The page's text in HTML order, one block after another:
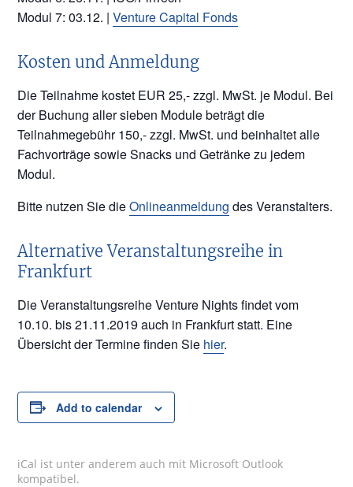
Modul 7: 03.12. |Venture Capital Fonds
Kosten und Anmeldung
Die Teilnahme kostet EUR 25,- zzgl. MwSt. je Modul. Bei
der Buchung aller sieben Module beträgt die
Teilnahmegebühr 150,- zzgl. MwSt. und beinhaltet alle
Fachvorträge sowie Snacks und Getränke zu jedem
Modul.
Bitte nutzen Sie dieOnlineanmeldung des Veranstalters.
Alternative Veranstaltungsreihe in
Frankfurt
Die Veranstaltungsreihe Venture Nights findet vom
10.10. bis 21.11.2019 auch in Frankfurt statt. Eine
Übersicht der Termine finden Sie hier.
Add to calendar
iCal ist unter anderem auch mit Microsoft Outlook
kompatibel.